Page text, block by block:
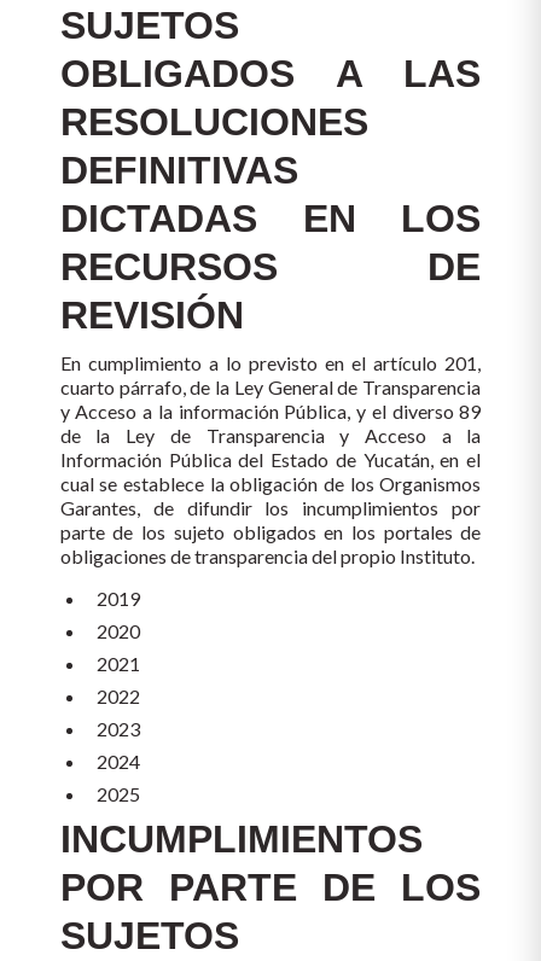
SUJETOS
OBLIGADOS A LAS
RESOLUCIONES
DEFINITIVAS
DICTADAS EN LOS
RECURSOS DE
REVISIÓN
En cumplimiento a lo previsto en el artículo 201,
cuarto párrafo, de la Ley General de Transparencia
y Acceso a la información Pública, y el diverso 89
de la Ley de Transparencia y Acceso a la
Información Pública del Estado de Yucatán, en el
cual se establece la obligación de los Organismos
Garantes, de difundir los incumplimientos por
parte de los sujeto obligados en los portales de
obligaciones de transparencia del propio Instituto.
2019
2020
2021
2022
2023
2024
2025
INCUMPLIMIENTOS
POR PARTE DE LOS
SUJETOS